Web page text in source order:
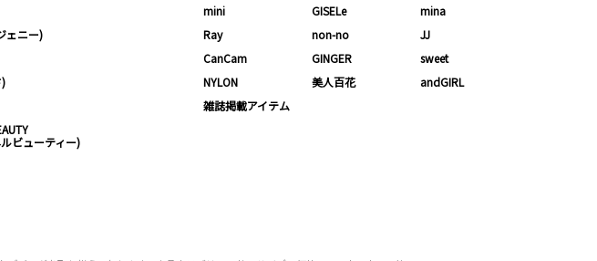
ェニー)
ビューティー)
mini
GISELe
mina
Ray
non-no
JJ
CanCam
GINGER
sweet
NYLON
美人百花
andGIRL
雑誌掲載アイテム